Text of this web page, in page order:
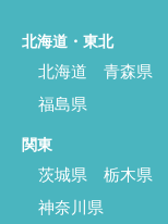
北海道・東北
北海道 青森県
福島県
関東
茨城県 栃木県
神奈川県